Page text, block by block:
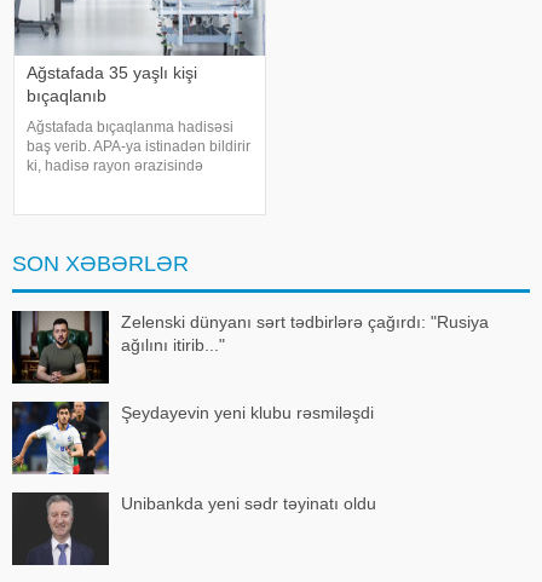
Ağstafada 35 yaşlı kişi
bıçaqlanıb
Ağstafada bıçaqlanma hadisəsi
baş verib. APA-ya istinadən bildirir
ki, hadisə rayon ərazisində
SON XƏBƏRLƏR
Zelenski dünyanı sərt tədbirlərə çağırdı: "Rusiya
ağılını itirib..."
Şeydayevin yeni klubu rəsmiləşdi
Unibankda yeni sədr təyinatı oldu